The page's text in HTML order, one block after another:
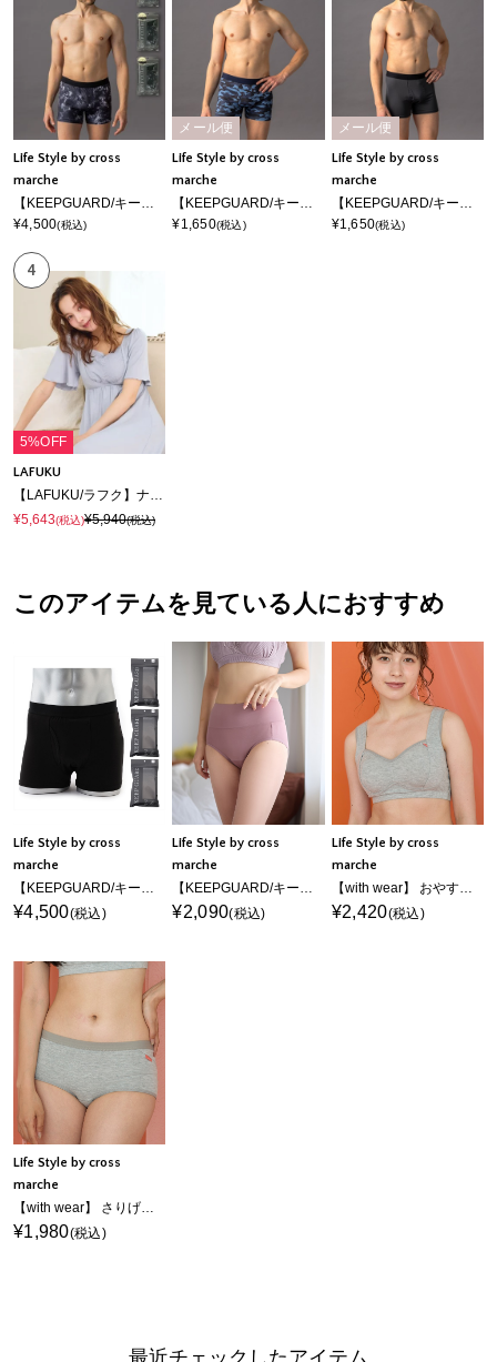
Life Style by cross
marche
【KEEPGUARD/キープガード】Newボクサーパンツ 尿漏れ 失禁 メンズ ナノファイン加工 尿漏れ対応パンツ メンズ 三枚組セット
¥4,500(税込)
メール便
Life Style by cross
marche
【KEEPGUARD/キープガード】キープガード DRY尿漏れ対応パンツ メンズ
¥1,650(税込)
メール便
Life Style by cross
marche
【KEEPGUARD/キープガード】Newボクサーパンツ 尿漏れ 失禁 メンズ ナノファイン加工
¥1,650(税込)
4
5%OFF
LAFUKU
¥5,643(税込)¥5,940(税込)
このアイテムを見ている人におすすめ
Life Style by cross
marche
【KEEPGUARD/キープガード】ナノファイン加工 尿漏れ対応パンツ メンズ 三枚組セット
¥4,500(税込)
Life Style by cross
marche
【KEEPGUARD/キープガード FOR LADY】レディース 尿漏れ対応パンツ キープガード
¥2,090(税込)
Life Style by cross
marche
【with wear】 おやすみ時間に寄り添うナイトブラ
¥2,420(税込)
Life Style by cross
marche
【with wear】 さりげなく守る軽吸水ショーツ
¥1,980(税込)